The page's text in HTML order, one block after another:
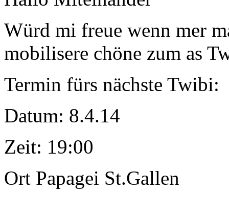
Würd mi freue wenn mer
mobilisere chöne zum as
Termin fürs nächste Twibi:
Datum: 8.4.14
Zeit: 19:00
Ort Papagei St.Gallen